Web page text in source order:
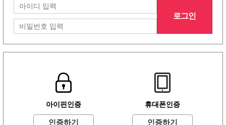
밋밋하고 수수하냐 차이가 아니라
무쌍에 수수하게 생겨도
화려하고 약간 성형티 나는데도
오히려 아이돌상 대학생느낌
로그인
아이핀인증
인증하기
휴대폰인증
인증하기